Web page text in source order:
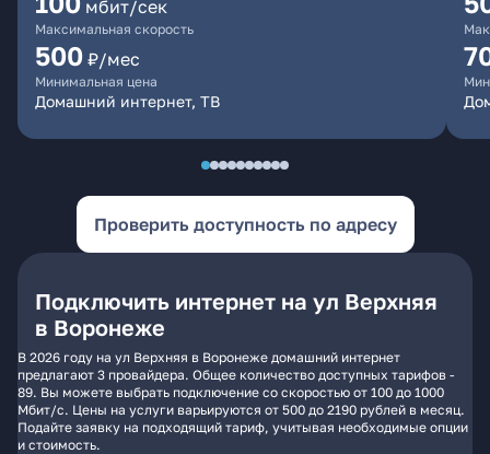
мбит/сек
Максимальная скорость
500 ₽/мес
Минимальная цена
Домашний интернет, ТВ
Проверить доступность по адресу
Подключить интернет на ул Верхняя
в Воронеже
В 2026 году на ул Верхняя в Воронеже домашний интернет
предлагают 3 провайдера. Общее количество доступных тарифов -
89. Вы можете выбрать подключение со скоростью от 100 до 1000
Мбит/с. Цены на услуги варьируются от 500 до 2190 рублей в месяц.
Подайте заявку на подходящий тариф, учитывая необходимые опции
и стоимость.